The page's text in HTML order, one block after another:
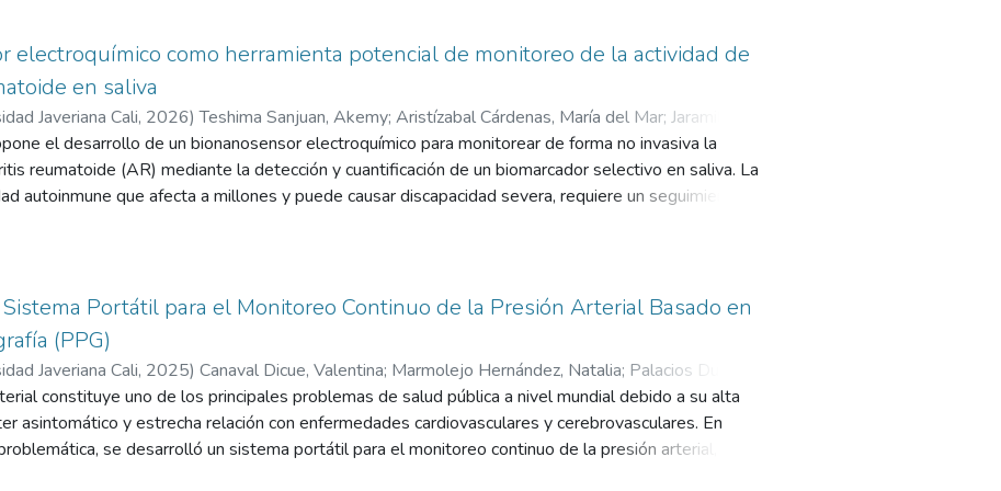
en matrices biológicas reales y posteriormente en muestras clínicas para determinar su
y moldeo. Los prototipos se evaluaron durante cinco semanas en condiciones fisiológicas
perfiles de liberación mediante espectrofotometría y cromatografía flash, y utilizando azul de
indirecto de la actividad reductora asociada a la liberación de H2. El método de disolución y
desempeño (4,45/5 en la matriz de decisión), con un perfil de liberación más estable y
del magnesio en la matriz y mejor reproducibilidad, frente a calentamiento y moldeo
manual asistida por solvente (3,05/5). Los resultados confirman la viabilidad del procesamiento de
para sistemas de administración controlada de H2 terapéutico, sentando bases para
que incluyan medición directa de H2, validación de biocompatibilidad in-vitro y escalabilidad
El proyecto no incluyó ensayos en humanos.
electroquímico como herramienta potencial de monitoreo de la actividad de
en saliva
Javeriana Cali, 2026)Teshima Sanjuan, Akemy; Aristízabal Cárdenas, María del Mar; Jaramillo
el desarrollo de un bionanosensor electroquímico para monitorear de forma no invasiva la
reumatoide (AR) mediante la detección y cuantificación de un biomarcador selectivo en saliva. La
autoinmune que afecta a millones y puede causar discapacidad severa, requiere un seguimiento
resulta costoso, invasivo, poco accesible y poco selectivo. Nuestra solución busca eventualmente
temprano y el control de la enfermedad.
Portátil para el Monitoreo Continuo de la Presión Arterial Basado en
(PPG)
Javeriana Cali, 2025) Canaval Dicue, Valentina; Marmolejo Hernández, Natalia; Palacios Duarte,
Valencia, Cristian Alejandro
constituye uno de los principales problemas de salud pública a nivel mundial debido a su alta
asintomático y estrecha relación con enfermedades cardiovasculares y cerebrovasculares. En
se desarrolló un sistema portátil para el monitoreo continuo de la presión arterial,
óptica no invasiva, orientado al seguimiento continuo de la salud cardiovascular. El proyecto